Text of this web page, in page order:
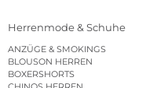
Herrenmode & Schuhe
ANZÜGE & SMOKINGS
BLOUSON HERREN
BOXERSHORTS